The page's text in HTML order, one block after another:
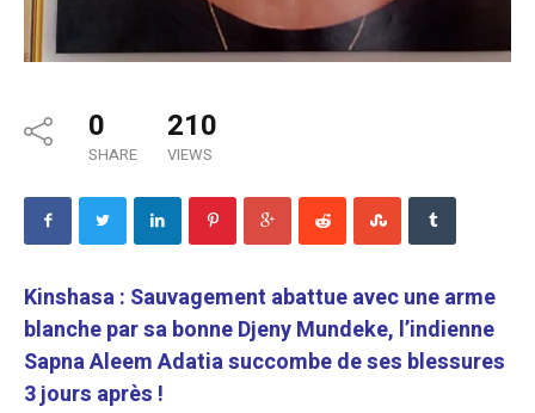
0
SHARE
210
VIEWS
Kinshasa : Sauvagement abattue avec une arme
blanche par sa bonne Djeny Mundeke, l’indienne
Sapna Aleem Adatia succombe de ses blessures
3 jours après !